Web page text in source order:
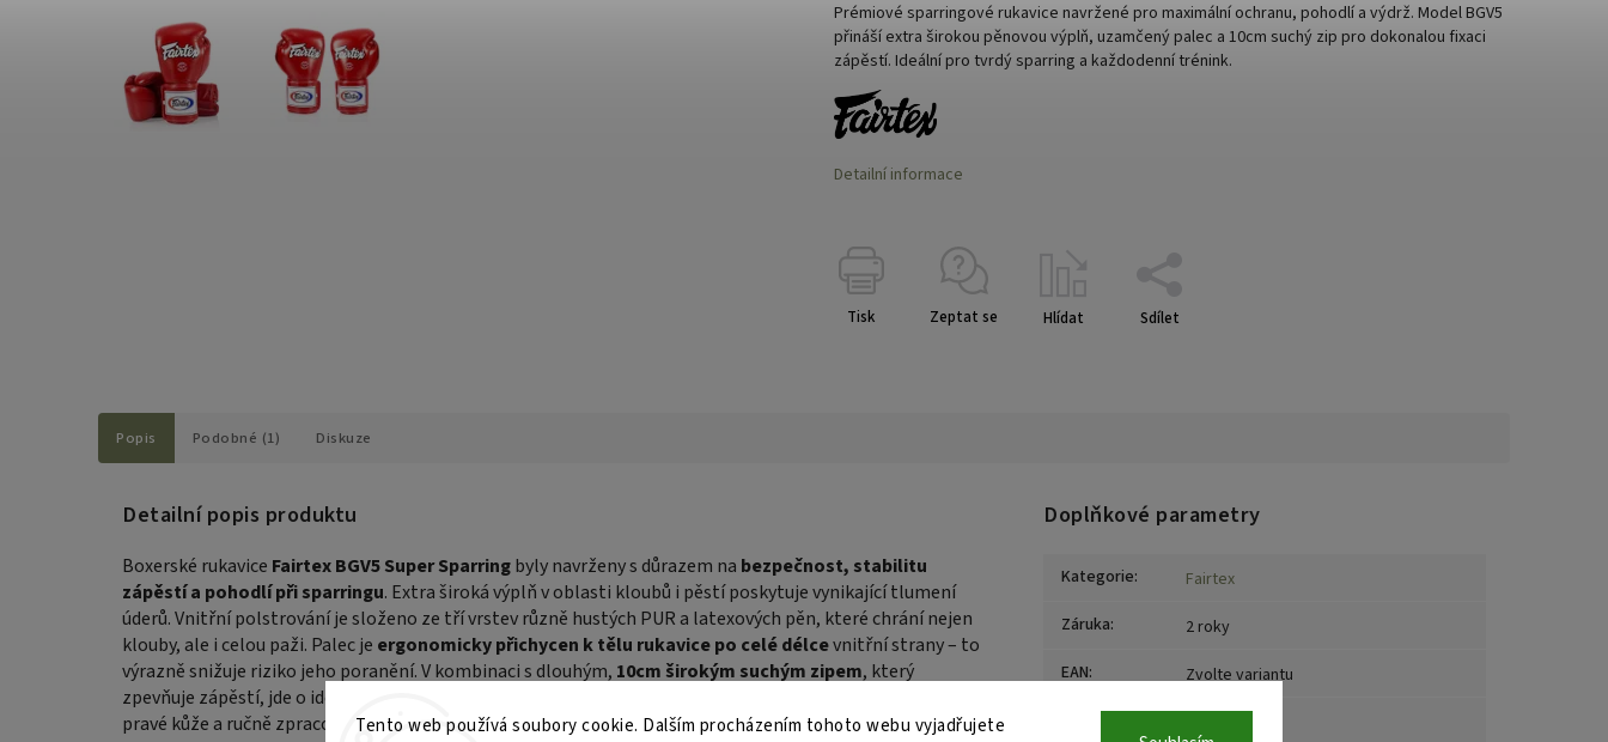
Tento web používá soubory cookie. Dalším procházením tohoto webu vyjadřujete
Prémiové sparringové rukavice navržené pro maximální ochranu, pohodlí a výdrž. Model BGV5
přináší extra širokou pěnovou výplň, uzamčený palec a 10cm suchý zip pro dokonalou fixaci
zápěstí. Ideální pro tvrdý sparring a každodenní trénink.
Detailní informace
Tisk Zeptat se Hlídat Sdílet
Popis Podobné (1) Diskuze
Detailní popis produktu
Boxerské rukavice Fairtex BGV5 Super Sparringbyly navrženy s důrazem na bezpečnost, stabilitu
zápěstí a pohodlí při sparringu. Extra široká výplň v oblasti kloubů i pěstí poskytuje vynikající tlumení
úderů. Vnitřní polstrování je složeno ze tří vrstev různě hustých PUR a latexových pěn, které chrání nejen
klouby, ale i celou paži. Palec je ergonomicky přichycen k tělu rukavice po celé délcevnitřní strany – to
výrazně snižuje riziko jeho poranění. V kombinaci s dlouhým, 10cm širokým suchým zipem, který
zpevňuje zápěstí, jde o ideální volbu pro tvrdé tréninkové nasazení. Rukavice jsou vyrobeny z prvotřídní
pravé kůže a ručně zpracovány v Thajsku – což je záruka výdrže i prémiové kvality.
Doplňkové parametry
Kategorie:
Fairtex
Záruka:
2 roky
EAN:
Zvolte variantu